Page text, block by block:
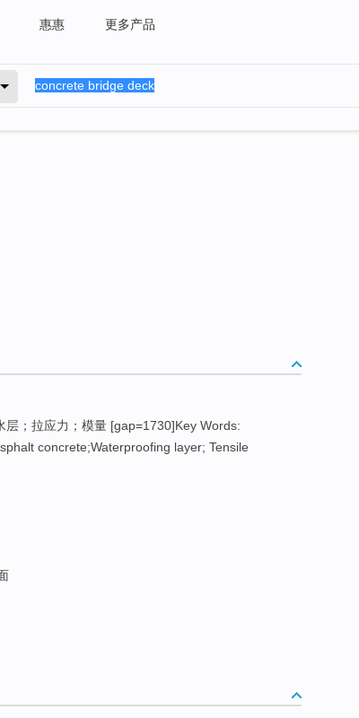
惠惠 更多产品
层；拉应力；模量 [gap=1730]Key Words:
concrete;Waterproofing layer; Tensile